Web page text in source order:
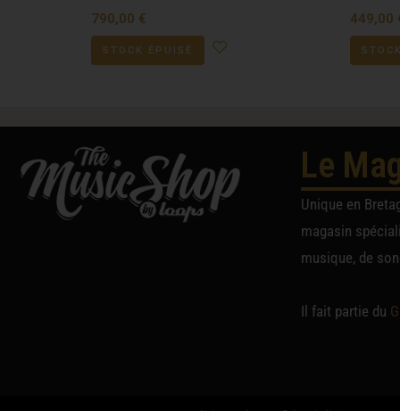
790,00 €
STOCK ÉPUISÉ
449,00
Le
Unique en
magasin
musique, de
Il fait partie du